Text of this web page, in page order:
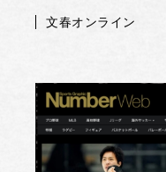
文春オンライン